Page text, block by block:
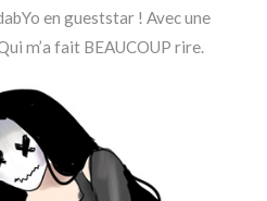
en gueststar ! Avec une
m’a fait BEAUCOUP rire.